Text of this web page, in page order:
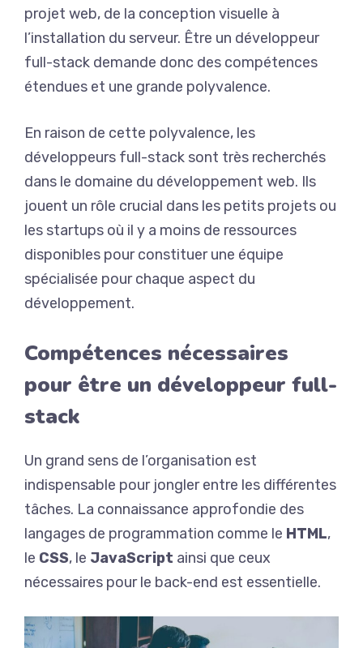
projet web, de la conception visuelle à
l’installation du serveur. Être un développeur
full-stack demande donc des compétences
étendues et une grande polyvalence.
En raison de cette polyvalence, les
développeurs full-stack sont très recherchés
dans le domaine du développement web. Ils
jouent un rôle crucial dans les petits projets ou
les startups où il y a moins de ressources
disponibles pour constituer une équipe
spécialisée pour chaque aspect du
développement.
Compétences nécessaires
pour être un développeur full-
stack
Un grand sens de l’organisation est
indispensable pour jongler entre les différentes
tâches. La connaissance approfondie des
langages de programmation comme le HTML,
le CSS, le JavaScript ainsi que ceux
nécessaires pour le back-end est essentielle.